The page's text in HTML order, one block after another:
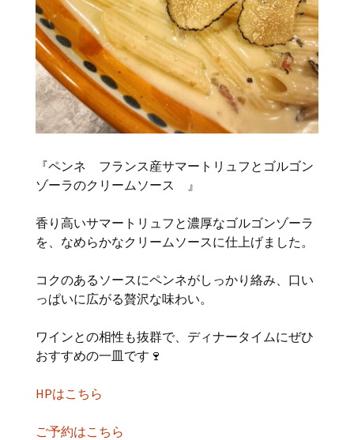
『ペンネ フランス産サマートリュフとゴルゴン
ゾーラのクリームソース 』
香り高いサマートリュフと濃厚なゴルゴンゾーラ
を、なめらかなクリームソースに仕上げました。
コクのあるソースにペンネがしっかり絡み、口い
っぱいに広がる贅沢な味わい。
ワインとの相性も抜群で、ディナータイムにぜひ
おすすめの一皿です🍷
HPはこちら
ご予約はこちら